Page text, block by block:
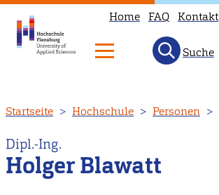
zum
Inhalt
Home FAQ Kontakt
Suche
Startseite Hochschule Personen
Dipl.-Ing.
Holger Blawatt